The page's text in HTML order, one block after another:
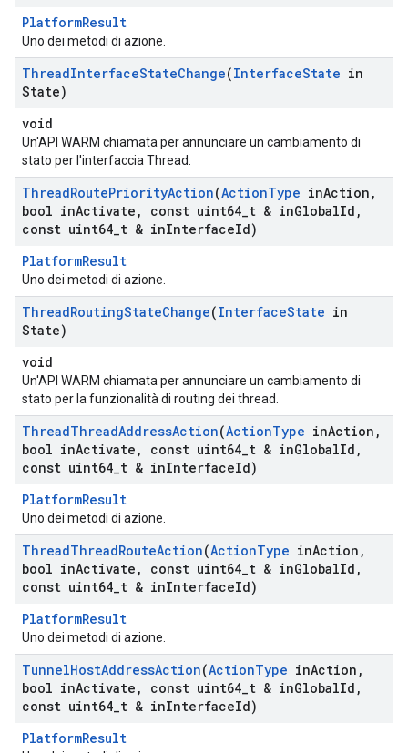
PlatformResult
Uno dei metodi di azione.
ThreadInterfaceStateChange(InterfaceState in
State)
void
Un'API WARM chiamata per annunciare un cambiamento di
stato per l'interfaccia Thread.
ThreadRoutePriorityAction(ActionType inAction ,
bool inActivate , const uint64 t & inGlobalId ,
const uint64 t & inInterfaceId)
PlatformResult
Uno dei metodi di azione.
ThreadRoutingStateChange(InterfaceState in
State)
void
Un'API WARM chiamata per annunciare un cambiamento di
stato per la funzionalità di routing dei thread.
ThreadThreadAddressAction(ActionType inAction ,
bool inActivate , const uint64 t & inGlobalId ,
const uint64 t & inInterfaceId)
PlatformResult
Uno dei metodi di azione.
ThreadThreadRouteAction(ActionType inAction ,
bool inActivate , const uint64 t & inGlobalId ,
const uint64 t & inInterfaceId)
PlatformResult
Uno dei metodi di azione.
TunnelHostAddressAction(ActionType inAction ,
bool inActivate , const uint64 t & inGlobalId ,
const uint64 t & inInterfaceId)
PlatformResult